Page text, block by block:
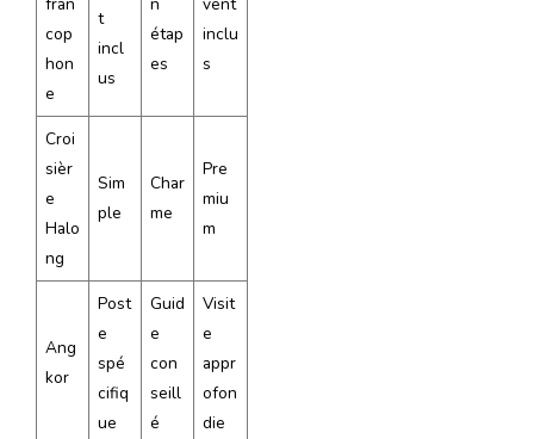
cop
hon
e
t
incl
us
étap
es
inclu
s
Croi
sièr
e
Halo
ng
Sim
ple
Char
me
Pre
miu
m
Ang
kor
Post
e
spé
cifiq
ue
Guid
e
con
seill
é
Visit
e
appr
ofon
die